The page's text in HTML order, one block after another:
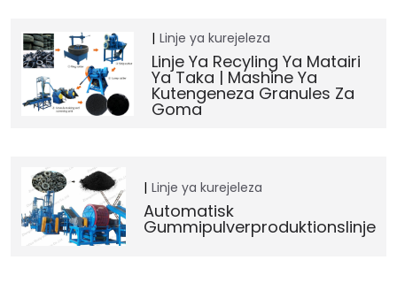
Linje ya kurejeleza
Linje Ya Recyling Ya Matairi
Ya Taka | Mashine Ya
Kutengeneza Granules Za
Goma
Linje ya kurejeleza
Automatisk
Gummipulverproduktionslinje